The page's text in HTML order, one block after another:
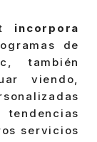
incorpora
de
también
viendo,
tendencias
servicios